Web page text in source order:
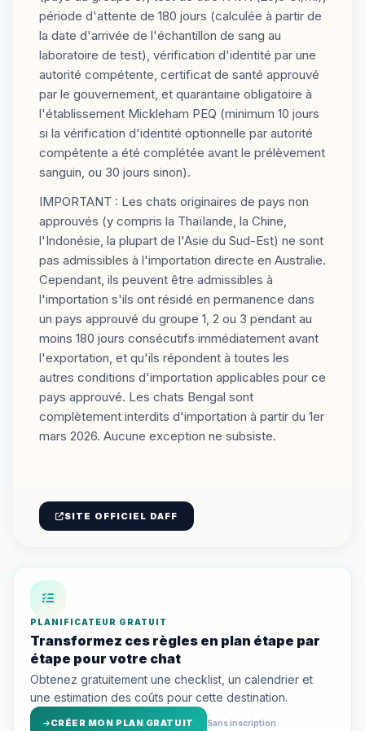
période d'attente de 180 jours (calculée à partir de
la date d'arrivée de l'échantillon de sang au
laboratoire de test), vérification d'identité par une
autorité compétente, certificat de santé approuvé
par le gouvernement, et quarantaine obligatoire à
l'établissement Mickleham PEQ (minimum 10 jours
si la vérification d'identité optionnelle par autorité
compétente a été complétée avant le prélèvement
sanguin, ou 30 jours sinon).
IMPORTANT : Les chats originaires de pays non
approuvés (y compris la Thaïlande, la Chine,
l'Indonésie, la plupart de l'Asie du Sud-Est) ne sont
pas admissibles à l'importation directe en Australie.
Cependant, ils peuvent être admissibles à
l'importation s'ils ont résidé en permanence dans
un pays approuvé du groupe 1, 2 ou 3 pendant au
moins 180 jours consécutifs immédiatement avant
l'exportation, et qu'ils répondent à toutes les
autres conditions d'importation applicables pour ce
pays approuvé. Les chats Bengal sont
complètement interdits d'importation à partir du 1er
mars 2026. Aucune exception ne subsiste.
SITE OFFICIEL DAFF
PLANIFICATEUR GRATUIT
Transformez ces règles en plan étape par
étape pour votre chat
Obtenez gratuitement une checklist, un calendrier et
une estimation des coûts pour cette destination.
CRÉER MON PLAN GRATUIT Sans inscription